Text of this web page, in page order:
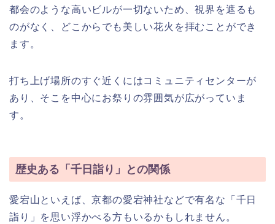
都会のような高いビルが一切ないため、視界を遮るも
のがなく、どこからでも美しい花火を拝むことができ
ます。
打ち上げ場所のすぐ近くにはコミュニティセンターが
あり、そこを中心にお祭りの雰囲気が広がっていま
す。
歴史ある「千日詣り」との関係
愛宕山といえば、京都の愛宕神社などで有名な「千日
詣り」を思い浮かべる方もいるかもしれません。